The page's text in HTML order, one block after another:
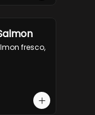
fresco,